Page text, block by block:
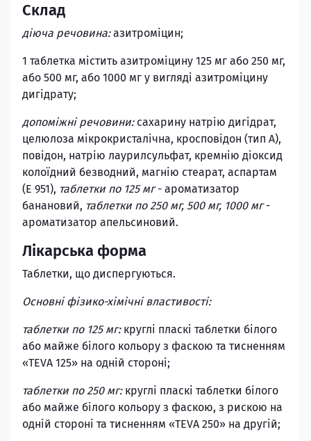
Склад
діюча речовина:азитроміцин;
1 таблетка містить азитроміцину 125 мг або 250 мг,
або 500 мг, або 1000 мг у вигляді азитроміцину
дигідрату;
допоміжні речовини:сахарину натрію дигідрат,
целюлоза мікрокристалічна, кросповідон (тип А),
повідон, натрію лаурилсульфат, кремнію діоксид
колоїдний безводний, магнію стеарат, аспартам
(Е 951), таблетки по 125 мг- ароматизатор
банановий, таблетки по 250 мг, 500 мг, 1000 мг-
ароматизатор апельсиновий.
Лікарська форма
Таблетки, що диспергуються.
Основні фізико-хімічні властивості:
таблетки по 125 мг:круглі пласкі таблетки білого
або майже білого кольору з фаскою та тисненням
«TEVA 125» на одній стороні;
таблетки по 250 мг:круглі пласкі таблетки білого
або майже білого кольору з фаскою, з рискою на
одній стороні та тисненням «TEVA 250» на другій;